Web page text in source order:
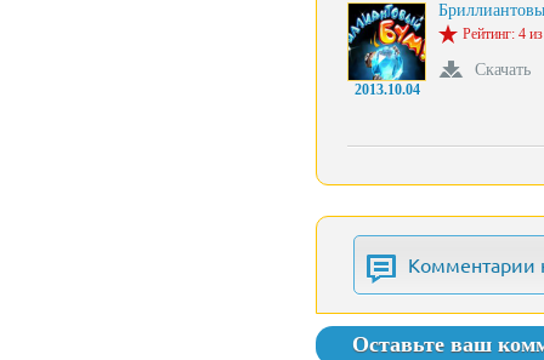
2013.10.04
Рейтинг: 4
Скачать
Комментарии
Оставьте ваш